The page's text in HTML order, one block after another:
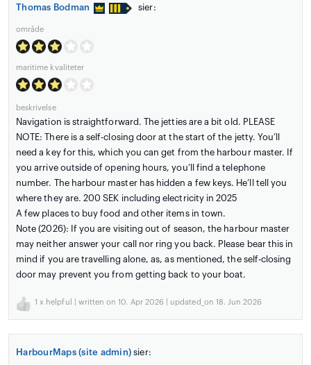
Thomas Bodman sier:
område
maritime kvaliteter
beskrivelse
Navigation is straightforward. The jetties are a bit old. PLEASE
NOTE: There is a self-closing door at the start of the jetty. You’ll
need a key for this, which you can get from the harbour master. If
you arrive outside of opening hours, you’ll find a telephone
number. The harbour master has hidden a few keys. He’ll tell you
where they are. 200 SEK including electricity in 2025
A few places to buy food and other items in town.
Note (2026): If you are visiting out of season, the harbour master
may neither answer your call nor ring you back. Please bear this in
mind if you are travelling alone, as, as mentioned, the self-closing
door may prevent you from getting back to your boat.
1 x helpful | written on 10. Apr 2026 | updated_on 18. Jun 2026
HarbourMaps (site admin) sier: